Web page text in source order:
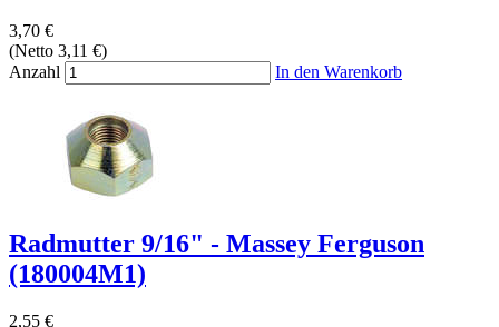
3,70 €
(Netto 3,11 €)
Anzahl
In den Warenkorb
Radmutter 9/16" - Massey Ferguson
(180004M1)
2,55 €